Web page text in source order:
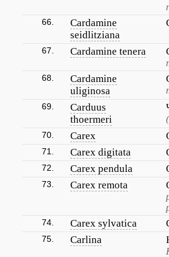
66.
Cardamine
seidlitziana
67. Cardamine tenera
68.
Cardamine
uliginosa
69.
Carduus
thoermeri
70. Carex
71. Carex digitata
72. Carex pendula
73. Carex remota
74. Carex sylvatica
75. Carlina